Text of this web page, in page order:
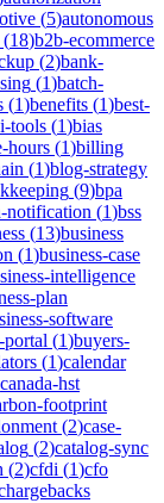
(5)autonomous
(18)b2b-ecommerce
(2)bank-
(1)batch-
(1)benefits (1)best-
tools (1)bias
hours (1)billing
(1)blog-strategy
(9)bpa
notification (1)bss
(13)business
(1)business-case
intelligence
plan
software
portal (1)buyers-
(1)calendar
canada-hst
footprint
(2)case-
(2)catalog-sync
(2)cfdi (1)cfo